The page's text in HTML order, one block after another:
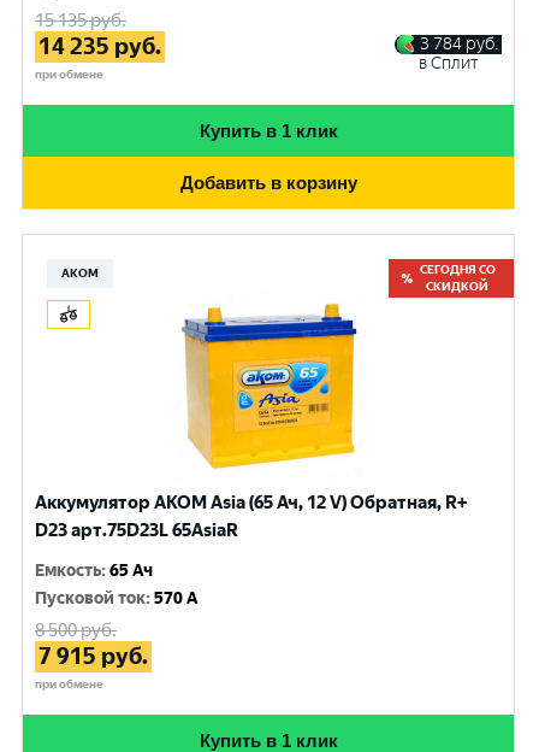
15 135руб.
14 235 руб.
при обмене
3 784 руб.
в Сплит
Купить в 1 клик
Добавить в корзину
АКОМ
СЕГОДНЯ СО
СКИДКОЙ
Аккумулятор AKOM Asia (65 Ач, 12 V) Обратная, R+
D23 арт.75D23L 65AsiaR
Емкость:65 Ач
Пусковой ток:570 A
8 500руб.
7 915 руб.
при обмене
Купить в 1 клик